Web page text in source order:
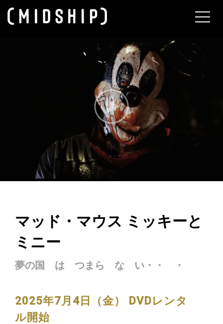
マッド・マウス ミッキーと
ミニー
夢の国 は つまら な い・・ ・
2025年7月4日（金） DVDレンタ
ル開始
About